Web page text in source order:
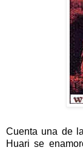
Cuenta una de
Huari se